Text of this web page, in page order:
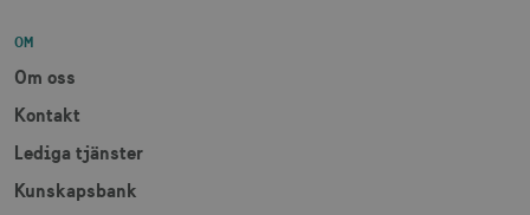
OM
Om oss
Kontakt
Lediga tjänster
Kunskapsbank